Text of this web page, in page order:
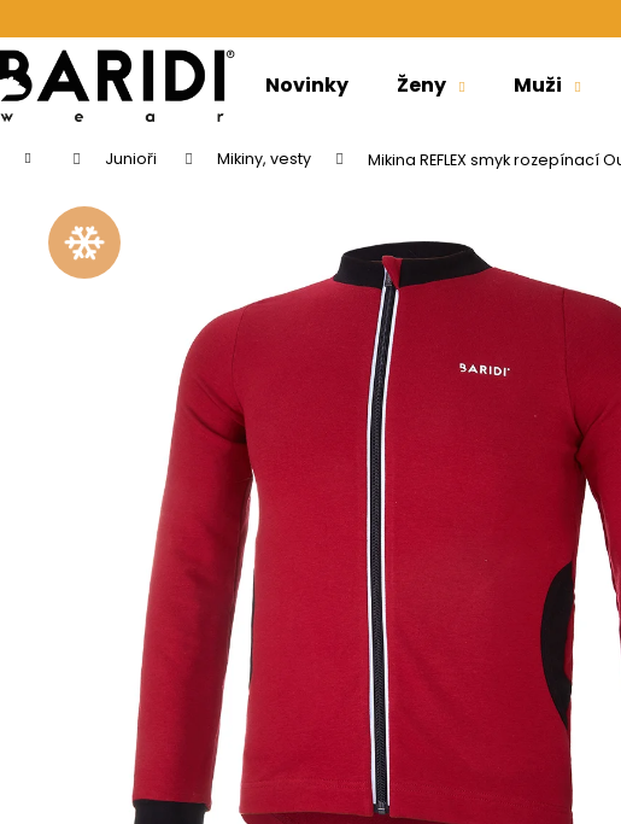
na
obsah
Novinky Ženy Muži
Domů Junioři Mikiny, vesty Mikina REFLEX smyk rozepínací
o
š
í
Zpět
do
Zpět
do
PONOŽKY NÍZKÉ OUTLAST® - ČERNÁ
129 Kč
ŠORTKY
759 Kč